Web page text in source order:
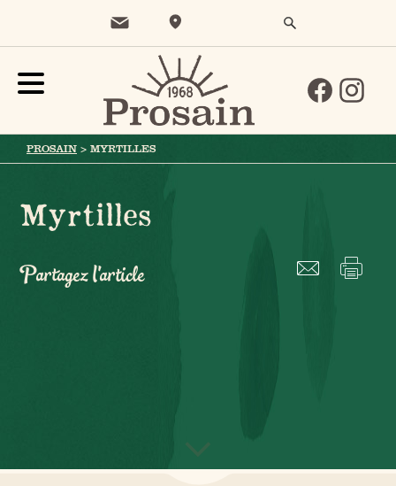
PROSAIN > MYRTILLES
Myrtilles
Partagez l'article